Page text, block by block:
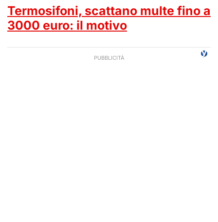
Termosifoni, scattano multe fino a
3000 euro: il motivo